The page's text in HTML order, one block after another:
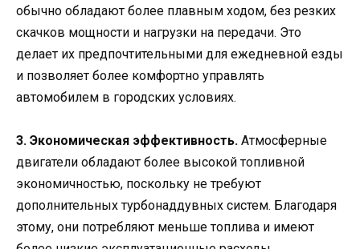
обычно обладают более плавным ходом, без резких
скачков мощности и нагрузки на передачи. Это
делает их предпочтительными для ежедневной езды
и позволяет более комфортно управлять
автомобилем в городских условиях.
3. Экономическая эффективность. Атмосферные
двигатели обладают более высокой топливной
экономичностью, поскольку не требуют
дополнительных турбонаддувных систем. Благодаря
этому, они потребляют меньше топлива и имеют